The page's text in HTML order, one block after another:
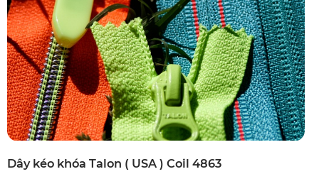
Dây kéo khóa Talon ( USA ) Coil 4863